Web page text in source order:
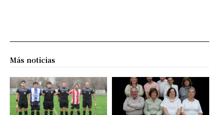
Más noticias